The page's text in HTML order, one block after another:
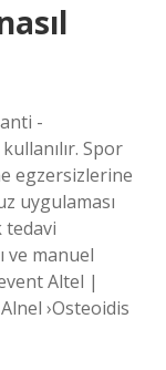
-
Spor
egzersizlerine
uygulaması
tedavi
ve manuel
Altel |
›Osteoidis